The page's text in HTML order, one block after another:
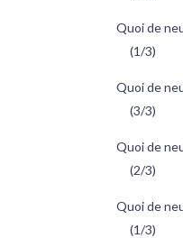
Quoi de
(1/3)
Quoi de
(3/3)
Quoi de
(2/3)
Quoi de
(1/3)